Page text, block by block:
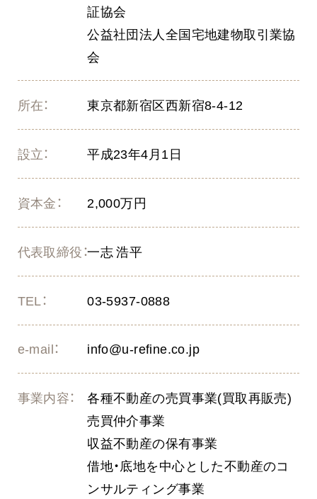
証協会
公益社団法人全国宅地建物取引業協
会
所在： 東京都新宿区西新宿8-4-12
設立： 平成23年4月1日
資本金： 2,000万円
代表取締役：一志 浩平
TEL： 03-5937-0888
e-mail： info@u-refine.co.jp
事業内容：
各種不動産の売買事業(買取再販売)
売買仲介事業
収益不動産の保有事業
借地・底地を中心とした不動産のコ
ンサルティング事業